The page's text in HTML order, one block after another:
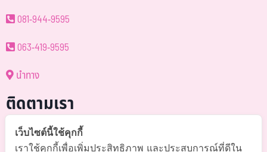
081-944-9595
063-419-9595
นำทาง
ติดตามเรา
@somchai-clinic (มี@)
เว็บไซต์นี้ใช้คุกกี้
เราใช้คุกกี้เพื่อเพิ่มประสิทธิภาพ และประสบการณ์ที่ดีใน